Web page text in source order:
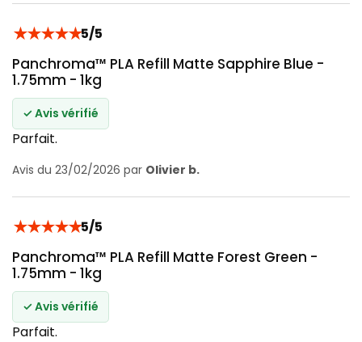
★★★★★5/5
Panchroma™ PLA Refill Matte Sapphire Blue -
1.75mm - 1kg
✓ Avis vérifié
Parfait.
Avis du 23/02/2026 par Olivier b.
★★★★★5/5
Panchroma™ PLA Refill Matte Forest Green -
1.75mm - 1kg
✓ Avis vérifié
Parfait.